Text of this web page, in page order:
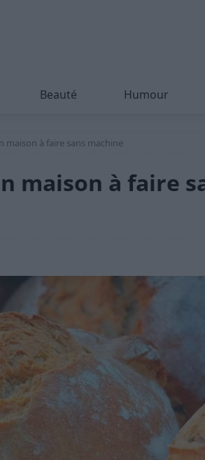
Beauté Humour
maison à faire sans machine
maison à faire